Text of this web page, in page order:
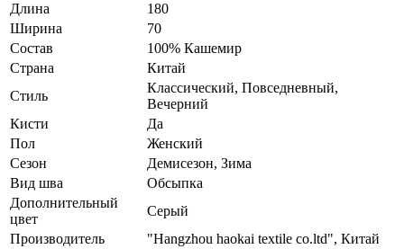
Длина
180
Ширина
70
Состав
100% Кашемир
Страна
Китай
Стиль
Классический, Повседневный,
Вечерний
Кисти
Да
Пол
Женский
Сезон
Демисезон, Зима
Вид шва
Обсыпка
Дополнительный
цвет
Серый
Производитель
"Hangzhou haokai textile co.ltd", Китай